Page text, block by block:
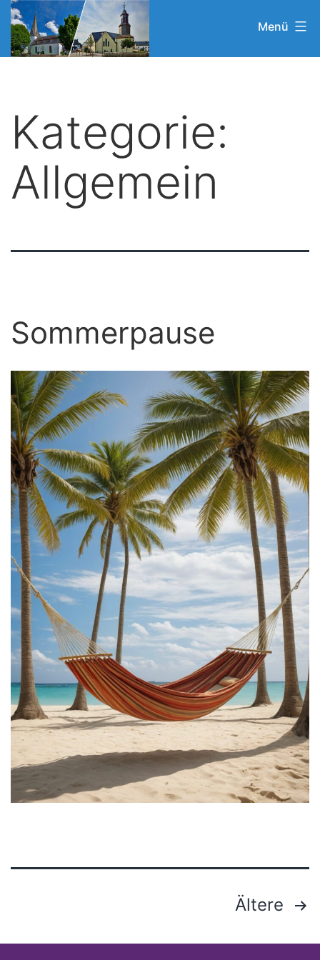
Zum
Inhalt
springen
Menü
Kategorie:
Allgemein
Sommerpause
Seitennummerierung
der
Ältere